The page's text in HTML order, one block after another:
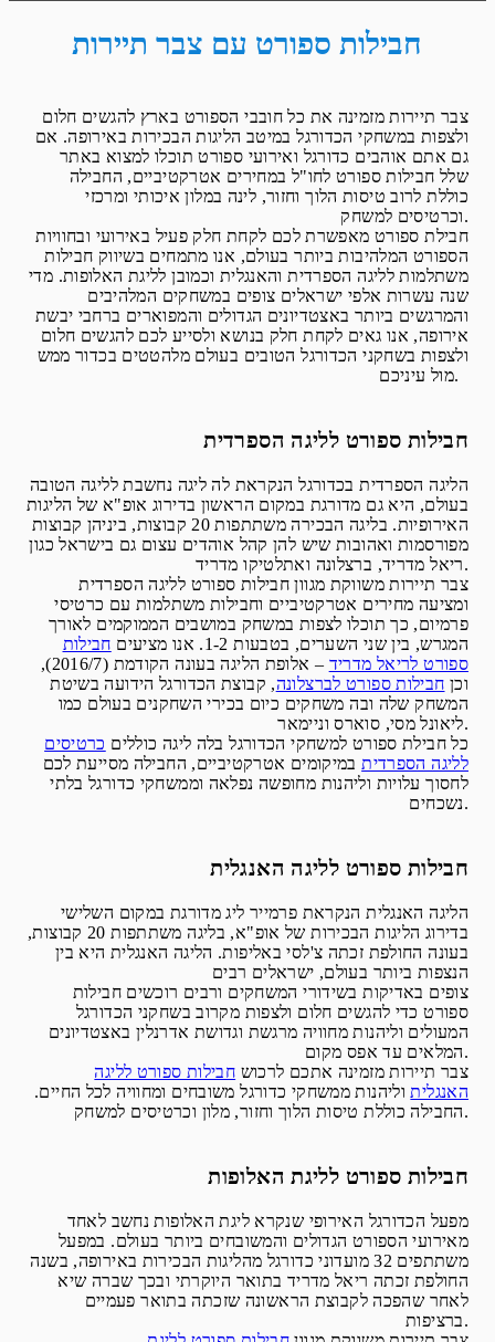
חבילות ספורט עם צבר תיירות
צבר תיירות מזמינה את כל חובבי הספורט בארץ להגשים חלום
ולצפות במשחקי הכדורגל במיטב הליגות הבכירות באירופה. אם
גם אתם אוהבים כדורגל ואירועי ספורט תוכלו למצוא באתר
שלל חבילות ספורט לחו"ל במחירים אטרקטיביים, החבילה
כוללת לרוב טיסות הלוך וחזור, לינה במלון איכותי ומרכזי
וכרטיסים למשחק.
חבילת ספורט מאפשרת לכם לקחת חלק פעיל באירועי ובחוויות
הספורט המלהיבות ביותר בעולם, אנו מתמחים בשיווק חבילות
משתלמות לליגה הספרדית והאנגלית וכמובן לליגת האלופות. מדי
שנה עשרות אלפי ישראלים צופים במשחקים המלהיבים
והמרגשים ביותר באצטדיונים הגדולים והמפוארים ברחבי יבשת
אירופה, אנו גאים לקחת חלק בנושא ולסייע לכם להגשים חלום
ולצפות בשחקני הכדורגל הטובים בעולם מלהטטים בכדור ממש
מול עיניכם.
חבילות ספורט לליגה הספרדית
הליגה הספרדית בכדורגל הנקראת לה ליגה נחשבת לליגה הטובה
בעולם, היא גם מדורגת במקום הראשון בדירוג אופ"א של הליגות
האירופיות. בליגה הבכירה משתתפות 20 קבוצות, ביניהן קבוצות
מפורסמות ואהובות שיש להן קהל אוהדים עצום גם בישראל כגון
ריאל מדריד, ברצלונה ואתלטיקו מדריד.
צבר תיירות משווקת מגוון חבילות ספורט לליגה הספרדית
ומציעה מחירים אטרקטיביים וחבילות משתלמות עם כרטיסי
פרמיום, כך תוכלו לצפות במשחק במושבים הממוקמים לאורך
המגרש, בין שני השערים, בטבעות 1-2. אנו מציעים
חבילות
ספורט לריאל מדריד
– אלופת הליגה בעונה הקודמת (2016/7),
וכן חבילות ספורט לברצלונה, קבוצת הכדורגל הידועה בשיטת
המשחק שלה ובה משחקים כיום בכירי השחקנים בעולם כמו
ליאונל מסי, סוארס וניימאר.
כל חבילת ספורט למשחקי הכדורגל בלה ליגה כוללים כרטיסים
לליגה הספרדיתבמיקומים אטרקטיביים, החבילה מסייעת לכם
לחסוך עלויות וליהנות מחופשה נפלאה וממשחקי כדורגל בלתי
נשכחים.
חבילות ספורט לליגה האנגלית
הליגה האנגלית הנקראת פרמייר ליג מדורגת במקום השלישי
בדירוג הליגות הבכירות של אופ"א, בליגה משתתפות 20 קבוצות,
בעונה החולפת זכתה צ'לסי באליפות. הליגה האנגלית היא בין
הנצפות ביותר בעולם, ישראלים רבים
צופים באדיקות בשידורי המשחקים ורבים רוכשים חבילות
ספורט כדי להגשים חלום ולצפות מקרוב בשחקני הכדורגל
המעולים וליהנות מחוויה מרגשת וגדושת אדרנלין באצטדיונים
המלאים עד אפס מקום.
צבר תיירות מזמינה אתכם לרכוש חבילות ספורט לליגה
האנגליתוליהנות ממשחקי כדורגל משובחים ומחוויה לכל החיים.
החבילה כוללת טיסות הלוך וחזור, מלון וכרטיסים למשחק.
חבילות ספורט לליגת האלופות
מפעל הכדורגל האירופי שנקרא ליגת האלופות נחשב לאחד
מאירועי הספורט הגדולים והמשובחים ביותר בעולם. במפעל
משתתפים 32 מועדוני כדורגל מהליגות הבכירות באירופה, בשנה
החולפת זכתה ריאל מדריד בתואר היוקרתי ובכך שברה שיא
לאחר שהפכה לקבוצת הראשונה שזכתה בתואר פעמיים
ברציפות.